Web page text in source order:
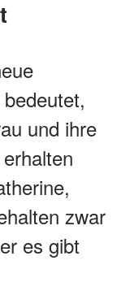
und ihre
zwar
es gibt